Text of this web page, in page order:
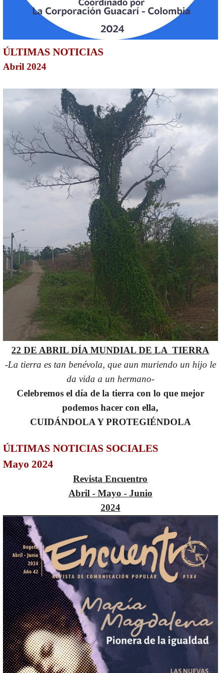
ÚLTIMAS NOTICIAS
Abril 2024
22 DE ABRIL DÍA MUNDIAL DE LA TIERRA
-La tierra es tan benévola, que aun muriendo un hijo le
da vida a un hermano-
Celebremos el día de la tierra con lo que mejor
podemos hacer con ella,
CUIDÁNDOLA Y PROTEGIÉNDOLA
ÚLTIMAS NOTICIAS SOCIALES
Mayo 2024
Revista Encuentro
Abril - Mayo - Junio
2024